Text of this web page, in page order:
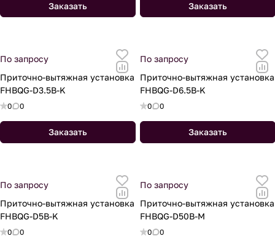
Заказать Заказать
По запросу
Приточно-вытяжная установка
FHBQG-D3.5B-K
0 0
Заказать
По запросу
Приточно-вытяжная установка
FHBQG-D6.5B-K
0 0
Заказать
По запросу
Приточно-вытяжная установка
FHBQG-D5B-K
0 0
По запросу
Приточно-вытяжная установка
FHBQG-D50B-M
0 0